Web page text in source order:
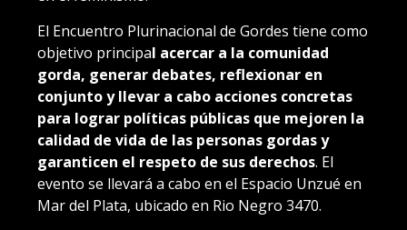
El Encuentro Plurinacional de Gordes tiene como
objetivo principal acercar a la comunidad
gorda, generar debates, reflexionar en
conjunto y llevar a cabo acciones concretas
para lograr políticas públicas que mejoren la
calidad de vida de las personas gordas y
garanticen el respeto de sus derechos. El
evento se llevará a cabo en el Espacio Unzué en
Mar del Plata, ubicado en Rio Negro 3470.